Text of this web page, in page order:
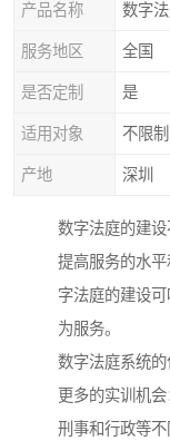
产品名称 数字
服务地区 全国
是否定制 是
适用对象 不限制
产地 深圳
数字法庭的建
提高服务的水
字法庭的建设
为服务。
数字法庭系统的
更多的实训机
刑事和行政等